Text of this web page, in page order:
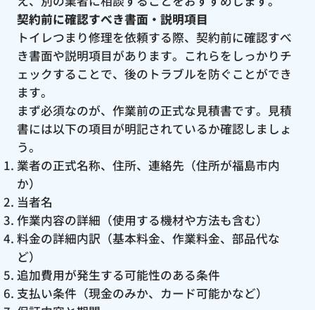
契約前に確認すべき書面・説明項目
トイレつまり修理を依頼する際、契約前に確認すべ
き書面や説明項目があります。これらをしっかりチ
ェックすることで、後のトラブルを防ぐことができ
ます。
まず必須なのが、作業前の正式な見積書です。見積
書には以下の項目が明記されているか確認しましょ
う。
業者の正式名称、住所、連絡先（住所が福島市内
か）
当者名
作業内容の詳細（使用する機材や方法も含む）
料金の詳細内訳（基本料金、作業料金、部品代な
ど）
追加費用が発生する可能性のある条件
支払い条件（現金のみか、カード可能かなど）